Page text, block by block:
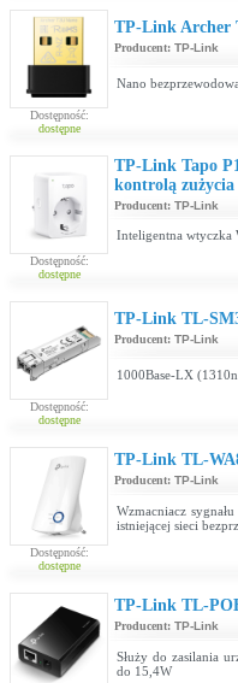
Dostępność:
dostępne
TP-Link Archer
Producent: TP-Link
Nano
Dostępność:
dostępne
TP-Link Tapo
kontrolą zużycia
Producent: TP-Link
Inteligentna wtyczka
Dostępność:
dostępne
TP-Link TL-
Producent: TP-Link
1000Base-LX
Dostępność:
dostępne
TP-Link TL-
Producent: TP-Link
Wzmacniacz
istniejącej sieci
TP-Link TL-
Producent: TP-Link
Służy do zasilania
do 15,4W